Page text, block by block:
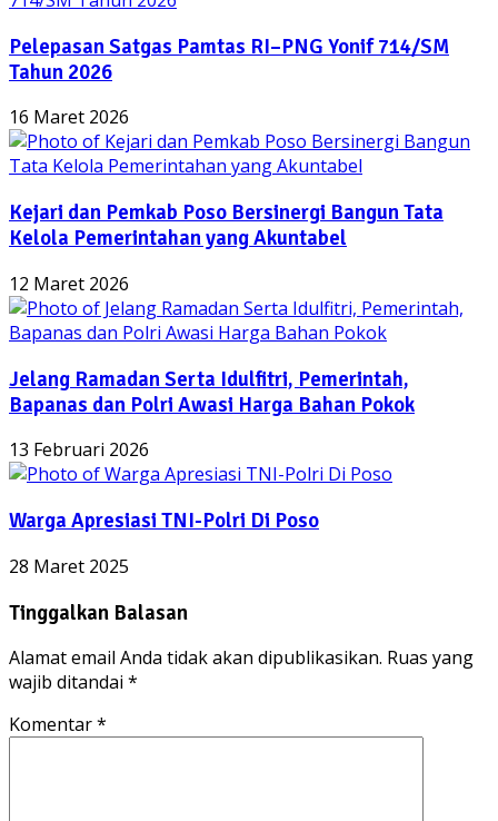
Pelepasan Satgas Pamtas RI–PNG Yonif 714/SM
Tahun 2026
16 Maret 2026
Kejari dan Pemkab Poso Bersinergi Bangun Tata
Kelola Pemerintahan yang Akuntabel
12 Maret 2026
Jelang Ramadan Serta Idulfitri, Pemerintah,
Bapanas dan Polri Awasi Harga Bahan Pokok
13 Februari 2026
Warga Apresiasi TNI-Polri Di Poso
28 Maret 2025
Tinggalkan Balasan
Alamat email Anda tidak akan dipublikasikan. Ruas yang
wajib ditandai *
Komentar*